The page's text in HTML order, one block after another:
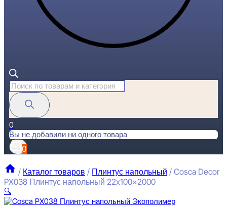
Поиск
товаров
0
Вы не добавили ни одного товара
0
/ Каталог товаров / Плинтус напольный / Cosca Decor
PX038 Плинтус напольный 22x100x2000
🔍